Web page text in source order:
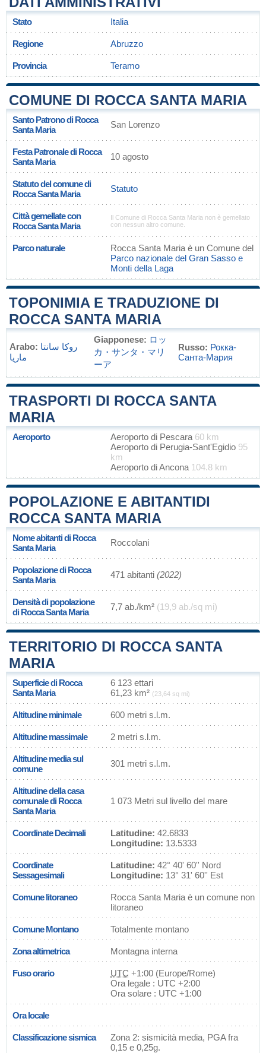
Stato Italia
Regione Abruzzo
Provincia Teramo
COMUNE DI ROCCA SANTA MARIA
Santo Patrono di Rocca
Santa Maria
San Lorenzo
Festa Patronale di Rocca
Santa Maria
10 agosto
Statuto del comune di
Rocca Santa Maria
Statuto
Città gemellate con
Rocca Santa Maria
Il Comune di Rocca Santa Maria non è gemellato
con nessun altro comune.
Parco naturale
Rocca Santa Maria è un Comune del
Parco nazionale del Gran Sasso e
Monti della Laga
TOPONIMIA E TRADUZIONE DI
ROCCA SANTA MARIA
Arabo: روكا سانتا
ماريا
Giapponese: ロッ
カ・サンタ・マリ
ーア
Russo: Рокка-
Санта-Мария
TRASPORTI DI ROCCA SANTA
MARIA
Aeroporto Aeroporto di Pescara 60 km
Aeroporto di Perugia-Sant'Egidio 95
km
Aeroporto di Ancona 104.8 km
POPOLAZIONE E ABITANTIDI
ROCCA SANTA MARIA
Nome abitanti di Rocca
Santa Maria
Roccolani
Popolazione di Rocca
Santa Maria
471 abitanti (2022)
Densità di popolazione
di Rocca Santa Maria
7,7 ab./km² (19,9 ab./sq mi)
TERRITORIO DI ROCCA SANTA
MARIA
Superficie di Rocca
Santa Maria
6 123 ettari
61,23 km² (23,64 sq mi)
Altitudine minimale 600 metri s.l.m.
Altitudine massimale 2 metri s.l.m.
Altitudine media sul
comune
301 metri s.l.m.
Altitudine della casa
comunale di Rocca
Santa Maria
1 073 Metri sul livello del mare
Coordinate Decimali Latitudine: 42.6833
Longitudine: 13.5333
Coordinate
Sessagesimali
Latitudine: 42° 40' 60'' Nord
Longitudine: 13° 31' 60'' Est
Comune litoraneo
Rocca Santa Maria è un comune non
litoraneo
Comune Montano Totalmente montano
Zona altimetrica Montagna interna
Fuso orario UTC +1:00 (Europe/Rome)
Ora legale : UTC +2:00
Ora solare : UTC +1:00
Ora locale
Classificazione sismica
Zona 2: sismicità media, PGA fra
0,15 e 0,25g.